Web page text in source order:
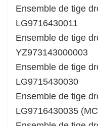
Ensemble de tige
LG9716430011
Ensemble de tige
YZ973143000003
Ensemble de tige
LG9715430030
Ensemble de tige
LG9716430035